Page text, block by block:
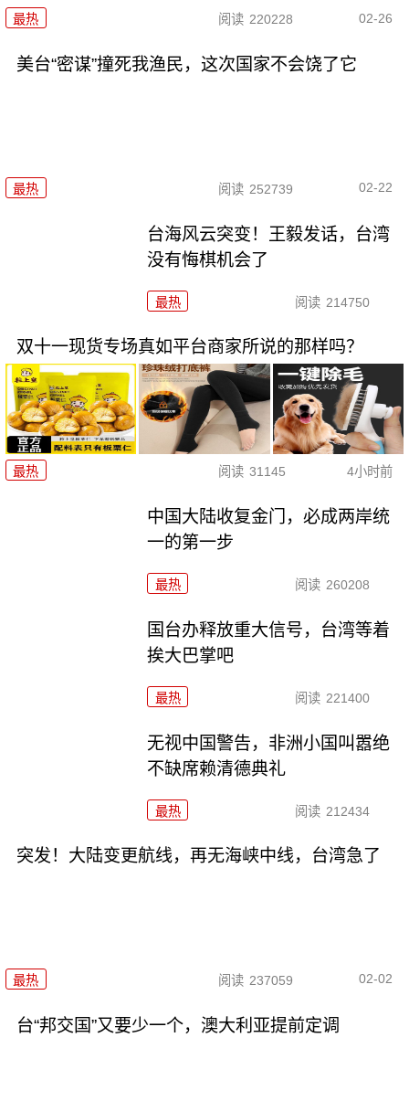
最热 阅读 220228 02-26
美台“密谋”撞死我渔民，这次国家不会饶了它
最热 阅读 252739 02-22
台海风云突变！王毅发话，台湾
没有悔棋机会了
最热 阅读 214750
双十一现货专场真如平台商家所说的那样吗？
最热 阅读 31145 4小时前
中国大陆收复金门，必成两岸统
一的第一步
最热 阅读 260208
国台办释放重大信号，台湾等着
挨大巴掌吧
最热 阅读 221400
无视中国警告，非洲小国叫嚣绝
不缺席赖清德典礼
最热 阅读 212434
突发！大陆变更航线，再无海峡中线，台湾急了
最热 阅读 237059 02-02
台“邦交国”又要少一个，澳大利亚提前定调